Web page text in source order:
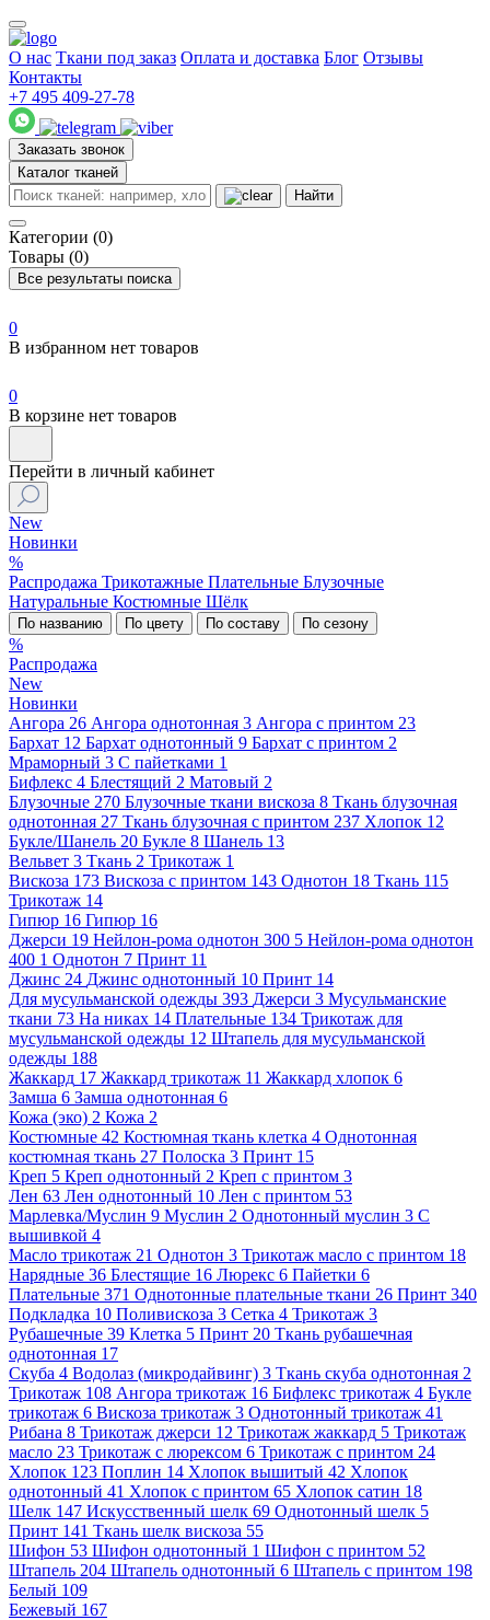
О нас Ткани под заказ Оплата и доставка Блог Отзывы
Контакты
+7 495 409-27-78
Заказать звонок
Каталог тканей
Найти
Категории (0)
Товары (0)
Все результаты поиска
0
В избранном нет товаров
0
В корзине нет товаров
Перейти в личный кабинет
New
Новинки
%
Распродажа Трикотажные Плательные Блузочные
Натуральные Костюмные Шёлк
По названию По цвету По составу По сезону
%
Распродажа
New
Новинки
Ангора 26 Ангора однотонная 3 Ангора с принтом 23
Бархат 12 Бархат однотонный 9 Бархат с принтом 2
Мраморный 3 С пайетками 1
Бифлекс 4 Блестящий 2 Матовый 2
Блузочные 270 Блузочные ткани вискоза 8 Ткань блузочная
однотонная 27 Ткань блузочная с принтом 237 Хлопок 12
Букле/Шанель 20 Букле 8 Шанель 13
Вельвет 3 Ткань 2 Трикотаж 1
Вискоза 173 Вискоза с принтом 143 Однотон 18 Ткань 115
Трикотаж 14
Гипюр 16 Гипюр 16
Джерси 19 Нейлон-рома однотон 300 5 Нейлон-рома однотон
400 1 Однотон 7 Принт 11
Джинс 24 Джинс однотонный 10 Принт 14
Для мусульманской одежды 393 Джерси 3 Мусульманские
ткани 73 На никах 14 Плательные 134 Трикотаж для
мусульманской одежды 12 Штапель для мусульманской
одежды 188
Жаккард 17 Жаккард трикотаж 11 Жаккард хлопок 6
Замша 6 Замша однотонная 6
Кожа (эко) 2 Кожа 2
Костюмные 42 Костюмная ткань клетка 4 Однотонная
костюмная ткань 27 Полоска 3 Принт 15
Креп 5 Креп однотонный 2 Креп с принтом 3
Лен 63 Лен однотонный 10 Лен с принтом 53
Марлевка/Муслин 9 Муслин 2 Однотонный муслин 3 С
вышивкой 4
Масло трикотаж 21 Однотон 3 Трикотаж масло с принтом 18
Нарядные 36 Блестящие 16 Люрекс 6 Пайетки 6
Плательные 371 Однотонные плательные ткани 26 Принт 340
Подкладка 10 Поливискоза 3 Сетка 4 Трикотаж 3
Рубашечные 39 Клетка 5 Принт 20 Ткань рубашечная
однотонная 17
Скуба 4 Водолаз (микродайвинг) 3 Ткань скуба однотонная 2
Трикотаж 108 Ангора трикотаж 16 Бифлекс трикотаж 4 Букле
трикотаж 6 Вискоза трикотаж 3 Однотонный трикотаж 41
Рибана 8 Трикотаж джерси 12 Трикотаж жаккард 5 Трикотаж
масло 23 Трикотаж с люрексом 6 Трикотаж с принтом 24
Хлопок 123 Поплин 14 Хлопок вышитый 42 Хлопок
однотонный 41 Хлопок с принтом 65 Хлопок сатин 18
Шелк 147 Искусственный шелк 69 Однотонный шелк 5
Принт 141 Ткань шелк вискоза 55
Шифон 53 Шифон однотонный 1 Шифон с принтом 52
Штапель 204 Штапель однотонный 6 Штапель с принтом 198
Белый 109
Бежевый 167